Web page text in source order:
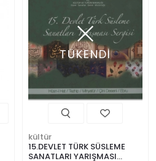
TÜKENDİ
kültür
15.DEVLET TÜRK SÜSLEME
SANATLARI YARIŞMASI